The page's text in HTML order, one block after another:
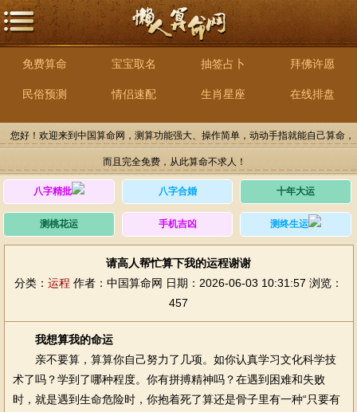
免费算命 宝宝取名 抽签占卜 拜佛许愿
民俗预测 情侣速配 生肖星座 在线排盘
您好！欢迎来到中国算命网，测算功能强大、操作简单，动动手指就能自己算命，
而且完全免费，从此算命不求人！
八字精批 八字合婚 十年大运
测桃花运 手机吉凶 测终生运
请高人帮忙算下我的运程谢谢
分类： 运程 作者：中国算命网 日期：2026-06-03 10:31:57 浏览：
457
我想算我的命运
亲不要算，算算你自己努力了几项。如你认真学习文化科学技
术了吗？学到了哪种程度。你有拼搏精神吗？在遇到困难和失败
时，就是遇到生命危险时，你抱着死了算还是骨子里有一种“只要有